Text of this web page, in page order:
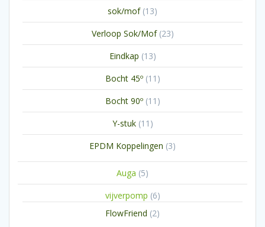
sok/mof 1313
producten
Verloop Sok/Mof 2323
producten
Eindkap 1313
producten
Bocht 45º 11 11
producten
Bocht 90º 11 11
producten
Y-stuk 11 11
producten
EPDM Koppelingen 33
Auga 55
producten
vijverpomp 66
FlowFriend 22